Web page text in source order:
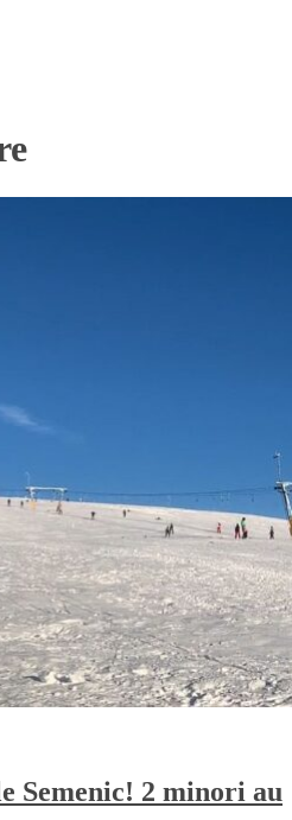
Semenic! 2 minori au